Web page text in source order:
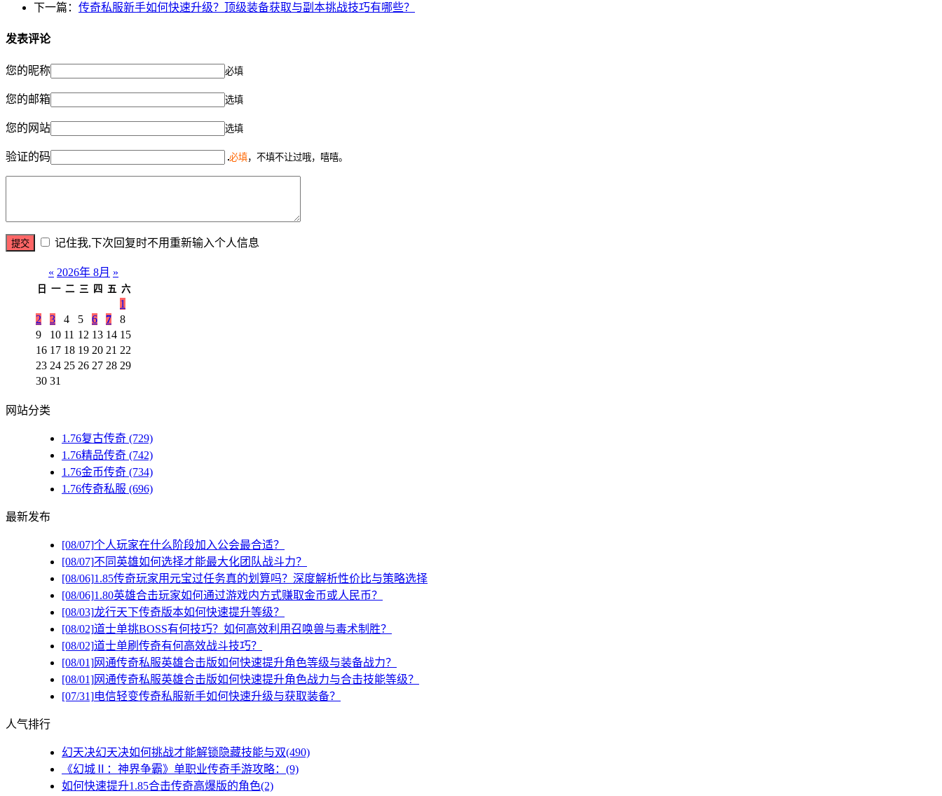
下一篇： 传奇私服新手如何快速升级？顶级装备获取与副本挑战技巧有哪些？
发表评论
您的昵称 必填
您的邮箱 选填
您的网站 选填
验证的码 必填，不填不让过哦，嘻嘻。
记住我,下次回复时不用重新输入个人信息
« 2026年 8月 »
日 一 二 三 四 五 六
1
2
3 4 5 6 7
8
9
10 11 12 13 14 15
16 17 18 19 20 21 22
23 24 25 26 27 28 29
30 31
网站分类
1.76复古传奇 (729)
1.76精品传奇 (742)
1.76金币传奇 (734)
1.76传奇私服 (696)
最新发布
[08/07]个人玩家在什么阶段加入公会最合适？
[08/07]不同英雄如何选择才能最大化团队战斗力？
[08/06]1.85传奇玩家用元宝过任务真的划算吗？深度解析性价比与策略选择
[08/06]1.80英雄合击玩家如何通过游戏内方式赚取金币或人民币？
[08/03]龙行天下传奇版本如何快速提升等级？
[08/02]道士单挑BOSS有何技巧？如何高效利用召唤兽与毒术制胜？
[08/02]道士单刷传奇有何高效战斗技巧？
[08/01]网通传奇私服英雄合击版如何快速提升角色等级与装备战力？
[08/01]网通传奇私服英雄合击版如何快速提升角色战力与合击技能等级？
[07/31]电信轻变传奇私服新手如何快速升级与获取装备？
人气排行
幻天决幻天决如何挑战才能解锁隐藏技能与双(490)
《幻城Ⅱ：神界争霸》单职业传奇手游攻略：(9)
如何快速提升1.85合击传奇高爆版的角色(2)